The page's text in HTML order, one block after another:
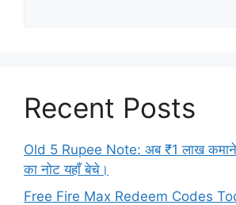
Recent Posts
Old 5 Rupee Note: अब ₹1 लाख कमाने
का नोट यहाँ बेचे।
Free Fire Max Redeem Codes